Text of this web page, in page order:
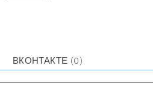
ВКОНТАКТЕ (0)